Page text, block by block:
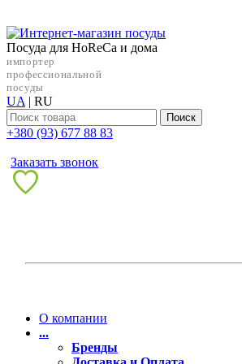
Посуда для HoReCa и дома
импортер
профессиональной
посуды
UA | RU
Поиск
+38‎0 (93) 677 88 83
Заказать звонок
О компании
...
Бренды